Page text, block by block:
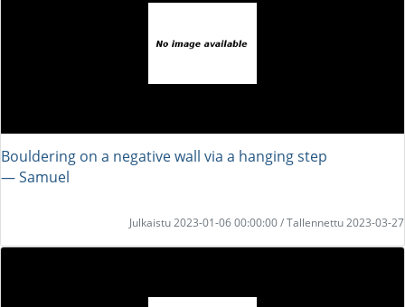
Bouldering on a negative wall via a hanging step
― Samuel
Julkaistu 2023-01-06 00:00:00 / Tallennettu 2023-03-27